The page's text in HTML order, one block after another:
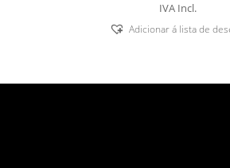
IVA Incl.
Adicionar á lista de